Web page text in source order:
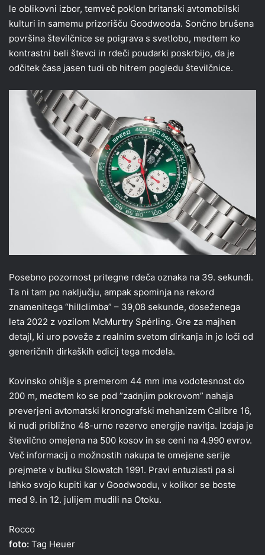
le oblikovni izbor, temveč poklon britanski avtomobilski
kulturi in samemu prizorišču Goodwooda. Sončno brušena
površina številčnice se poigrava s svetlobo, medtem ko
kontrastni beli števci in rdeči poudarki poskrbijo, da je
odčitek časa jasen tudi ob hitrem pogledu številčnice.
Posebno pozornost pritegne rdeča oznaka na 39. sekundi.
Ta ni tam po naključju, ampak spominja na rekord
znamenitega “hillclimba” – 39,08 sekunde, doseženega
leta 2022 z vozilom McMurtry Spérling. Gre za majhen
detajl, ki uro poveže z realnim svetom dirkanja in jo loči od
generičnih dirkaških edicij tega modela.
Kovinsko ohišje s premerom 44 mm ima vodotesnost do
200 m, medtem ko se pod ”zadnjim pokrovom” nahaja
preverjeni avtomatski kronografski mehanizem Calibre 16,
ki nudi približno 48-urno rezervo energije navitja. Izdaja je
številčno omejena na 500 kosov in se ceni na 4.990 evrov.
Več informacij o možnostih nakupa te omejene serije
prejmete v butiku Slowatch 1991. Pravi entuziasti pa si
lahko svojo kupiti kar v Goodwoodu, v kolikor se boste
med 9. in 12. julijem mudili na Otoku.
Rocco
foto: Tag Heuer